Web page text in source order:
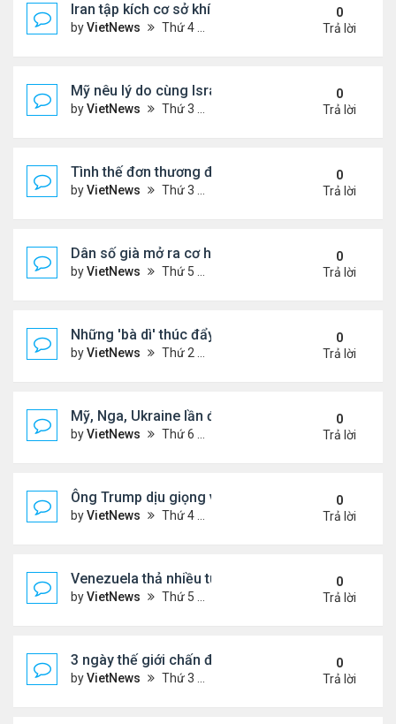
Iran tập kích cơ sở khí LNG lớn nhất thế giới ở
byVietNews Thứ 4 Tháng 3 18, 2026 5:56 pm
0
Trả lời
Mỹ nêu lý do cùng Israel không kích Iran
byVietNews Thứ 3 Tháng 3 03, 2026 6:39 pm
0
Trả lời
Tình thế đơn thương độc mã của Iran trước sức
byVietNews Thứ 3 Tháng 2 24, 2026 6:01 pm
0
Trả lời
Dân số già mở ra cơ hội hợp tác cho Trung - Hàn
byVietNews Thứ 5 Tháng 2 19, 2026 6:00 pm
0
Trả lời
Những 'bà dì' thúc đẩy cơn sốt mua vàng ở Trung
byVietNews Thứ 2 Tháng 2 09, 2026 4:53 pm
0
Trả lời
Mỹ, Nga, Ukraine lần đầu họp trực tiếp để bàn kế
byVietNews Thứ 6 Tháng 1 23, 2026 4:44 pm
0
Trả lời
Ông Trump dịu giọng về Greenland
byVietNews Thứ 4 Tháng 1 14, 2026 5:26 pm
0
Trả lời
Venezuela thả nhiều tù nhân giữa sức ép từ Mỹ
byVietNews Thứ 5 Tháng 1 08, 2026 5:39 pm
0
Trả lời
3 ngày thế giới chấn động vì vụ Mỹ bắt Tổng
byVietNews Thứ 3 Tháng 1 06, 2026 4:43 pm
0
Trả lời